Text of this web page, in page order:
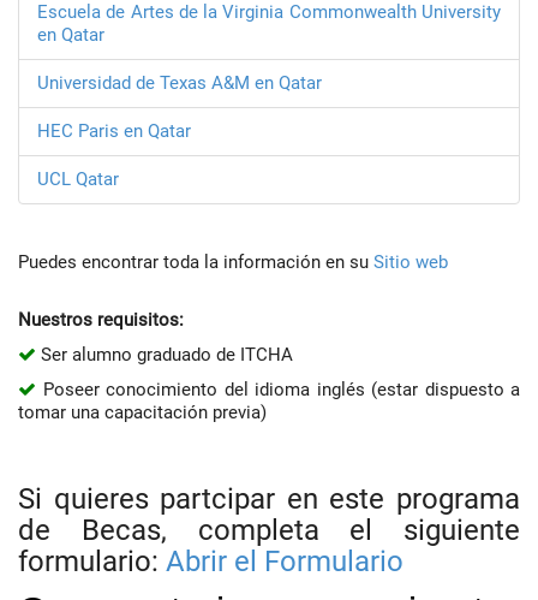
Escuela de Artes de la Virginia Commonwealth University
en Qatar
Universidad de Texas A&M en Qatar
HEC Paris en Qatar
UCL Qatar
Puedes encontrar toda la información en su Sitio web
Nuestros requisitos:
Ser alumno graduado de ITCHA
Poseer conocimiento del idioma inglés (estar dispuesto a
tomar una capacitación previa)
Si quieres partcipar en este programa
de Becas, completa el siguiente
formulario: Abrir el Formulario